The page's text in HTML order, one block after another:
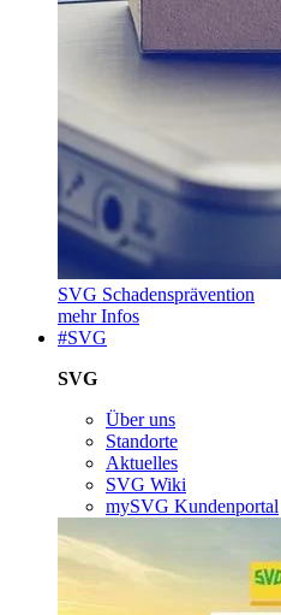
SVG Schadensprävention
mehr Infos
#SVG
SVG
Über uns
Standorte
Aktuelles
SVG Wiki
mySVG Kundenportal